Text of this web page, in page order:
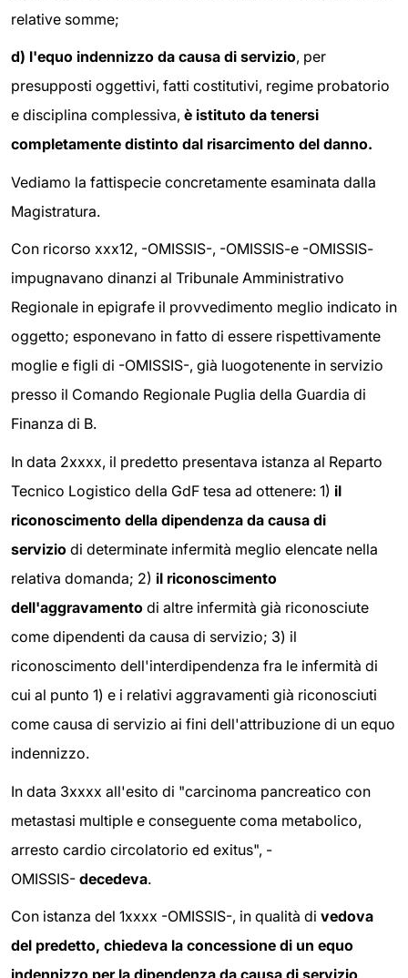
relative somme;
d) l'equo indennizzo da causa di servizio, per
presupposti oggettivi, fatti costitutivi, regime probatorio
e disciplina complessiva, è istituto da tenersi
completamente distinto dal risarcimento del danno.
Vediamo la fattispecie concretamente esaminata dalla
Magistratura.
Con ricorso xxx12, -OMISSIS-, -OMISSIS-e -OMISSIS-
impugnavano dinanzi al Tribunale Amministrativo
Regionale in epigrafe il provvedimento meglio indicato in
oggetto; esponevano in fatto di essere rispettivamente
moglie e figli di -OMISSIS-, già luogotenente in servizio
presso il Comando Regionale Puglia della Guardia di
Finanza di B.
In data 2xxxx, il predetto presentava istanza al Reparto
Tecnico Logistico della GdF tesa ad ottenere: 1) il
riconoscimento della dipendenza da causa di
servizio di determinate infermità meglio elencate nella
relativa domanda; 2) il riconoscimento
dell'aggravamento di altre infermità già riconosciute
come dipendenti da causa di servizio; 3) il
riconoscimento dell'interdipendenza fra le infermità di
cui al punto 1) e i relativi aggravamenti già riconosciuti
come causa di servizio ai fini dell'attribuzione di un equo
indennizzo.
In data 3xxxx all'esito di "carcinoma pancreatico con
metastasi multiple e conseguente coma metabolico,
arresto cardio circolatorio ed exitus", -
OMISSIS- decedeva.
Con istanza del 1xxxx -OMISSIS-, in qualità di vedova
del predetto, chiedeva la concessione di un equo